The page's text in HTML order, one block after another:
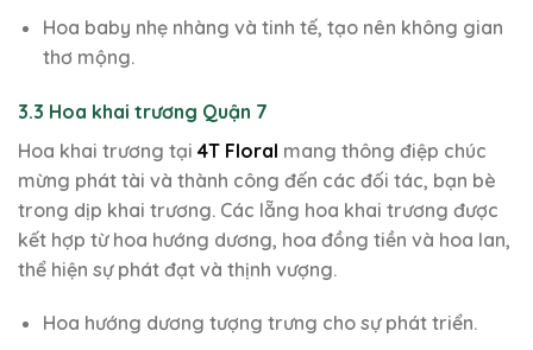
Hoa baby nhẹ nhàng và tinh tế, tạo nên không gian
thơ mộng.
3.3 Hoa khai trương Quận 7
Hoa khai trương tại 4T Floral mang thông điệp chúc
mừng phát tài và thành công đến các đối tác, bạn bè
trong dịp khai trương. Các lẵng hoa khai trương được
kết hợp từ hoa hướng dương, hoa đồng tiền và hoa lan,
thể hiện sự phát đạt và thịnh vượng.
Hoa hướng dương tượng trưng cho sự phát triển.